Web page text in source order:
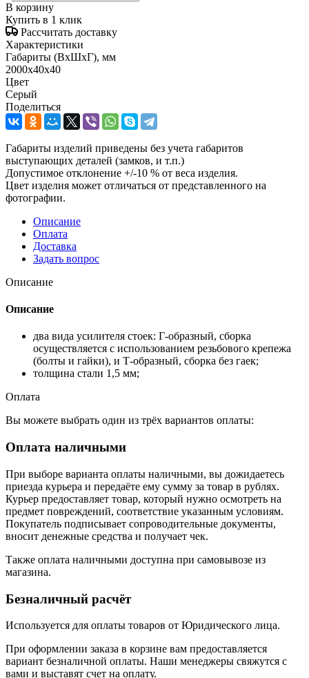
В корзину
Купить в 1 клик
Рассчитать доставку
Характеристики
Габариты (ВxШxГ), мм
2000x40x40
Цвет
Серый
Поделиться
Габариты изделий приведены без учета габаритов
выступающих деталей (замков, и т.п.)
Допустимое отклонение +/-10 % от веса изделия.
Цвет изделия может отличаться от представленного на
фотографии.
Описание
Оплата
Доставка
Задать вопрос
Описание
Описание
два вида усилителя стоек: Г-образный, сборка
осуществляется с использованием резьбового крепежа
(болты и гайки), и Т-образный, сборка без гаек;
толщина стали 1,5 мм;
Оплата
Вы можете выбрать один из трёх вариантов оплаты:
Оплата наличными
При выборе варианта оплаты наличными, вы дожидаетесь
приезда курьера и передаёте ему сумму за товар в рублях.
Курьер предоставляет товар, который нужно осмотреть на
предмет повреждений, соответствие указанным условиям.
Покупатель подписывает сопроводительные документы,
вносит денежные средства и получает чек.
Также оплата наличными доступна при самовывозе из
магазина.
Безналичный расчёт
Используется для оплаты товаров от Юридического лица.
При оформлении заказа в корзине вам предоставляется
вариант безналичной оплаты. Наши менеджеры свяжутся с
вами и выставят счет на оплату.